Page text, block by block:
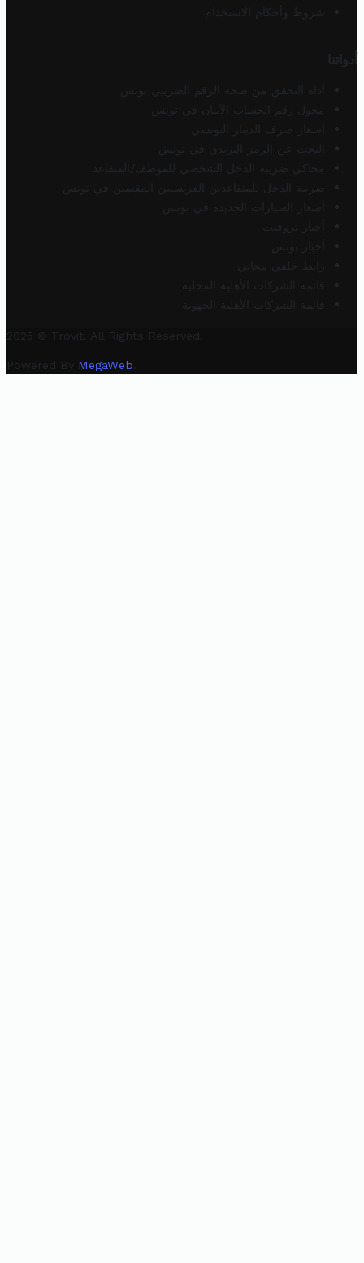
شروط وأحكام الاستخدام
أدواتنا
أداة التحقق من صحة الرقم الضريبي تونس
محول رقم الحساب الآيبان في تونس
أسعار صرف الدينار التونسي
البحث عن الرمز البريدي في تونس
محاكي ضريبة الدخل الشخصي للموظف/المتقاعد
ضريبة الدخل للمتقاعدين الفرنسيين المقيمين في تونس
أسعار السيارات الجديدة في تونس
أخبار تروفيت
أخبار تونس
رابط خلفي مجاني
قائمة الشركات الأهلية المحلية
قائمة الشركات الأهلية الجهوية
2025 © Trovit. All Rights Reserved.
Powered By MegaWeb